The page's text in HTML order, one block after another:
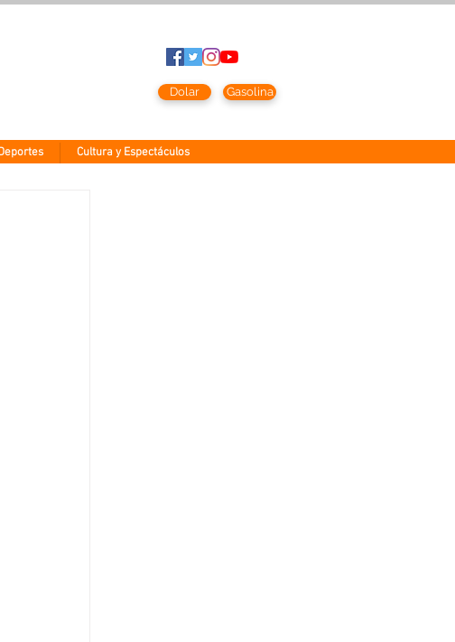
Dolar Gasolina
Cultura y Espectáculos